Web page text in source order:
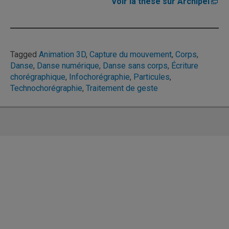
Tagged Animation 3D, Capture du mouvement, Corps,
Danse, Danse numérique, Danse sans corps, Écriture
chorégraphique, Infochorégraphie, Particules,
Technochorégraphie, Traitement de geste